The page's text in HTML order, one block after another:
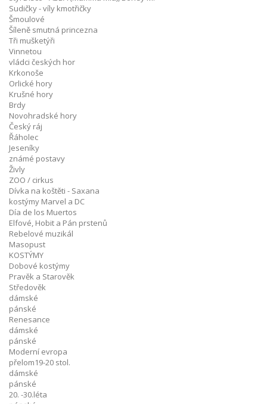
Sudičky - víly kmotřičky
Šmoulové
Šíleně smutná princezna
Tři mušketýři
Vinnetou
vládci českých hor
Krkonoše
Orlické hory
Krušné hory
Brdy
Novohradské hory
Český ráj
Řáholec
Jeseníky
známé postavy
Živly
ZOO / cirkus
Dívka na koštěti - Saxana
kostýmy Marvel a DC
Día de los Muertos
Elfové, Hobit a Pán prstenů
Rebelové muzikál
Masopust
KOSTÝMY
Dobové kostýmy
Pravěk a Starověk
Středověk
dámské
pánské
Renesance
dámské
pánské
Moderní evropa
přelom19-20 stol.
dámské
pánské
20. -30.léta